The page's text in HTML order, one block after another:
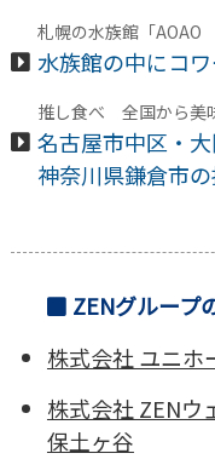
札幌の水族館「
水族館の中にコ
推し食べ 全国から美
名古屋市中区・
神奈川県鎌倉市
ZENグループ
株式会社 ユニホ
株式会社 ZEN
保土ヶ谷